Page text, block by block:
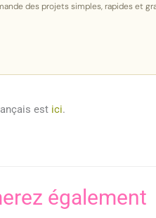
des projets simples, rapides et
est ici.
également